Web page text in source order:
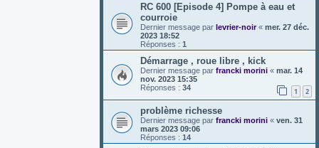
RC 600 [Episode 4] Pompe à eau et
courroie
Dernier message par levrier-noir« mer. 27 déc.
2023 18:52
Réponses : 1
Démarrage , roue libre , kick
Dernier message par francki morini « mar. 14
nov. 2023 15:35
Réponses : 34 1 2
problème richesse
Dernier message par francki morini « ven. 31
mars 2023 09:06
Réponses : 14